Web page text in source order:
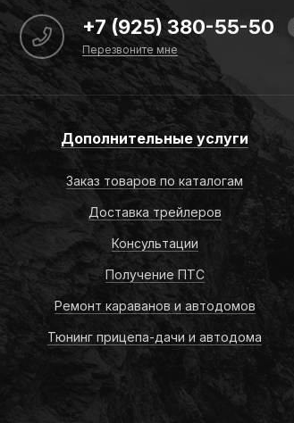
+7 (925) 380-55-50
Перезвоните мне
Дополнительные услуги
Заказ товаров по каталогам
Доставка трейлеров
Консультации
Получение ПТС
Ремонт караванов и автодомов
Тюнинг прицепа-дачи и автодома